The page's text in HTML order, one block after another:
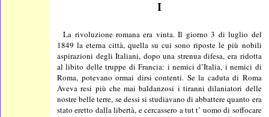
I
La rivoluzione romana era vinta. Il giorno 3 di luglio del
1849 la eterna città, quella su cui sono riposte le più nobili
aspirazioni degli Italiani, dopo una strenua difesa, era ridotta
al libito delle truppe di Francia: i nemici d’Italia, i nemici di
Roma, potevano ormai dirsi contenti. Se la caduta di Roma
Aveva resi più che mai baldanzosi i tiranni dilaniatori delle
nostre belle terre, se dessi si studiavano di abbattere quanto era
stato eretto dalla libertà, e cercassero a tut t’ uomo di soffocare